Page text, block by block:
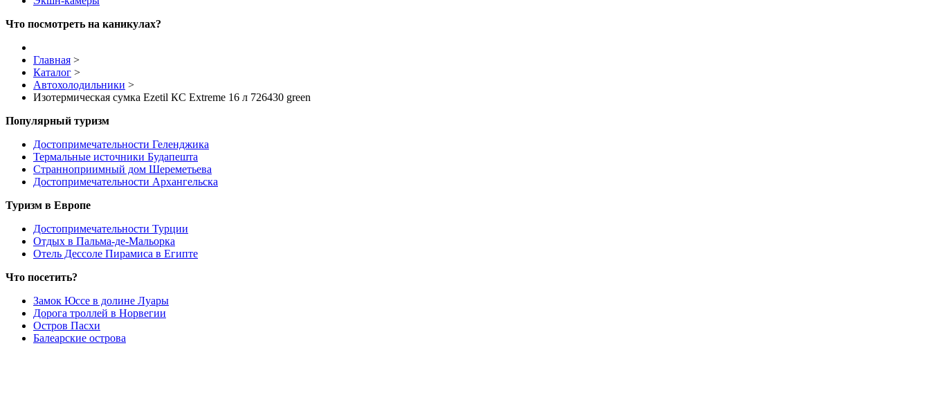
Что посмотреть на каникулах?
Главная >
Каталог >
Автохолодильники >
Изотермическая сумка Ezetil КС Extreme 16 л 726430 green
Популярный туризм
Достопримечательности Геленджика
Термальные источники Будапешта
Странноприимный дом Шереметьева
Достопримечательности Архангельска
Туризм в Европе
Достопримечательности Турции
Отдых в Пальма-де-Мальорка
Отель Дессоле Пирамиса в Египте
Что посетить?
Замок Юссе в долине Луары
Дорога троллей в Норвегии
Остров Пасхи
Балеарские острова